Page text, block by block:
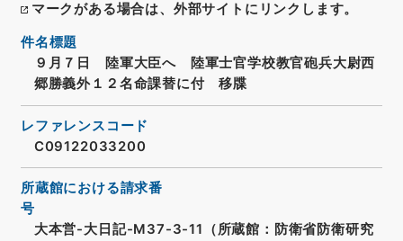
マークがある場合は、外部サイトにリンクします。
件名標題
９月７日 陸軍大臣へ 陸軍士官学校教官砲兵大尉西
郷勝義外１２名命課替に付 移牒
レファレンスコード
C09122033200
所蔵館における請求番
号
大本営-大日記-M37-3-11（所蔵館：防衛省防衛研究